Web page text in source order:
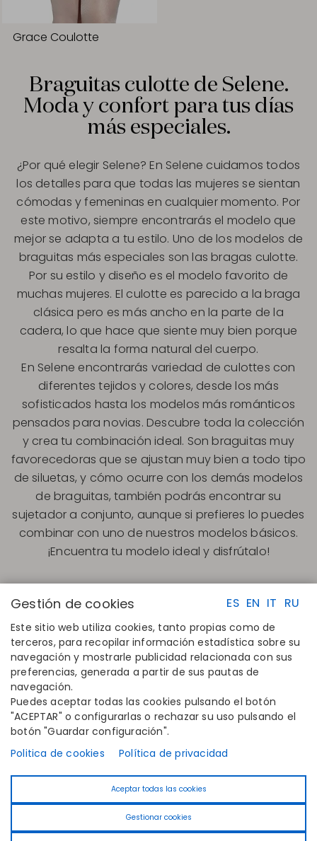
Grace Coulotte
Braguitas culotte de Selene.
Moda y confort para tus días
más especiales.
¿Por qué elegir Selene? En Selene cuidamos todos
los detalles para que todas las mujeres se sientan
cómodas y femeninas en cualquier momento. Por
este motivo, siempre encontrarás el modelo que
mejor se adapta a tu estilo. Uno de los modelos de
braguitas más especiales son las bragas culotte.
Por su estilo y diseño es el modelo favorito de
muchas mujeres. El culotte es parecido a la braga
clásica pero es más ancho en la parte de la
cadera, lo que hace que siente muy bien porque
resalta la forma natural del cuerpo.
En Selene encontrarás variedad de culottes con
diferentes tejidos y colores, desde los más
sofisticados hasta los modelos más románticos
pensados para novias. Descubre toda la colección
y crea tu combinación ideal. Son braguitas muy
favorecedoras que se ajustan muy bien a todo tipo
de siluetas, y cómo ocurre con los demás modelos
de braguitas, también podrás encontrar su
sujetador a conjunto, aunque si prefieres lo puedes
combinar con uno de nuestros modelos básicos.
¡Encuentra tu modelo ideal y disfrútalo!
ES EN IT RU
Gestión de cookies
Este sitio web utiliza cookies, tanto propias como de
terceros, para recopilar información estadística sobre su
navegación y mostrarle publicidad relacionada con sus
preferencias, generada a partir de sus pautas de
navegación.
Puedes aceptar todas las cookies pulsando el botón
"ACEPTAR" o configurarlas o rechazar su uso pulsando el
botón "Guardar configuración".
Politica de cookies
Política de privacidad
Aceptar todas las cookies
Gestionar cookies
ENLACES RAPIDOS
Calcula tu talla
Encuentra tu tienda
Únete al directorio
CONTACTO
Disintex 2021 SL
disintex@disintex.es
Conócenos
Blog
Facebook
Linkedin
Youtube
Pinterest
Tiktok